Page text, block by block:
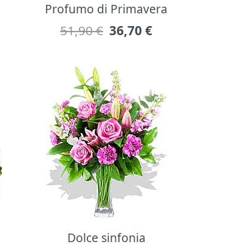
Profumo di Primavera
51,90 € 36,70 €
Dolce sinfonia